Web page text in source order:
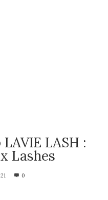
LASH :
Lashes
0